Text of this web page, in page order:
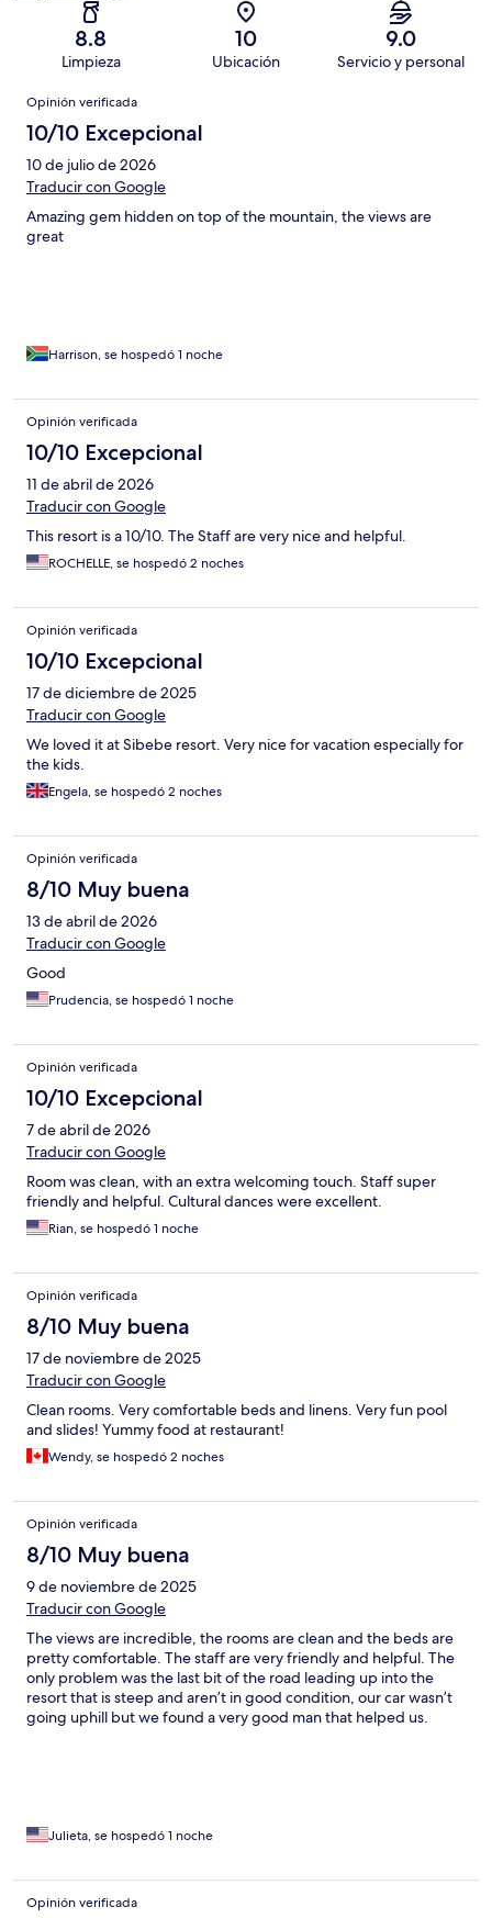
8.8
Limpieza
10
Ubicación
9.0
Servicio y personal
Opiniones
Opinión verificada
10/10 Excepcional
10 de julio de 2026
Traducir con Google
Amazing gem hidden on top of the mountain, the views are
great
Harrison, se hospedó 1 noche
Opinión verificada
10/10 Excepcional
11 de abril de 2026
Traducir con Google
This resort is a 10/10. The Staff are very nice and helpful.
ROCHELLE, se hospedó 2 noches
Opinión verificada
10/10 Excepcional
17 de diciembre de 2025
Traducir con Google
We loved it at Sibebe resort. Very nice for vacation especially for
the kids.
Engela, se hospedó 2 noches
Opinión verificada
8/10 Muy buena
13 de abril de 2026
Traducir con Google
Good
Prudencia, se hospedó 1 noche
Opinión verificada
10/10 Excepcional
7 de abril de 2026
Traducir con Google
Room was clean, with an extra welcoming touch. Staff super
friendly and helpful. Cultural dances were excellent.
Rian, se hospedó 1 noche
Opinión verificada
8/10 Muy buena
17 de noviembre de 2025
Traducir con Google
Clean rooms. Very comfortable beds and linens. Very fun pool
and slides! Yummy food at restaurant!
Wendy, se hospedó 2 noches
Opinión verificada
8/10 Muy buena
9 de noviembre de 2025
Traducir con Google
The views are incredible, the rooms are clean and the beds are
pretty comfortable. The staff are very friendly and helpful. The
only problem was the last bit of the road leading up into the
resort that is steep and aren’t in good condition, our car wasn’t
going uphill but we found a very good man that helped us.
Julieta, se hospedó 1 noche
Opinión verificada